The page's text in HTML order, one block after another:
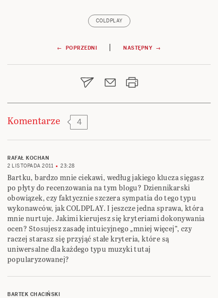
COLDPLAY
Nawigacja
wpisu
← POPRZEDNI | NASTĘPNY →
Komentarze 4
RAFAŁ KOCHAN
2 LISTOPADA 2011
23:28
Bartku, bardzo mnie ciekawi, według jakiego klucza sięgasz
po płyty do recenzowania na tym blogu? Dziennikarski
obowiązek, czy faktycznie szczera sympatia do tego typu
wykonawców, jak COLDPLAY. I jeszcze jedna sprawa, która
mnie nurtuje. Jakimi kierujesz się kryteriami dokonywania
ocen? Stosujesz zasadę intuicyjnego „mniej więcej”, czy
raczej starasz się przyjąć stałe kryteria, które są
uniwersalne dla każdego typu muzyki tutaj
popularyzowanej?
BARTEK CHACIŃSKI